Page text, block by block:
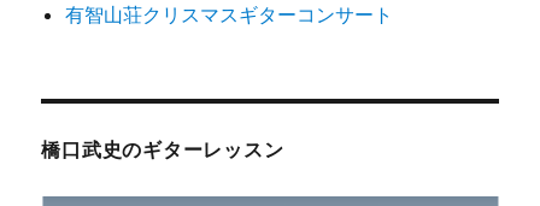
有智山荘クリスマスギターコンサート
橋口武史のギターレッスン